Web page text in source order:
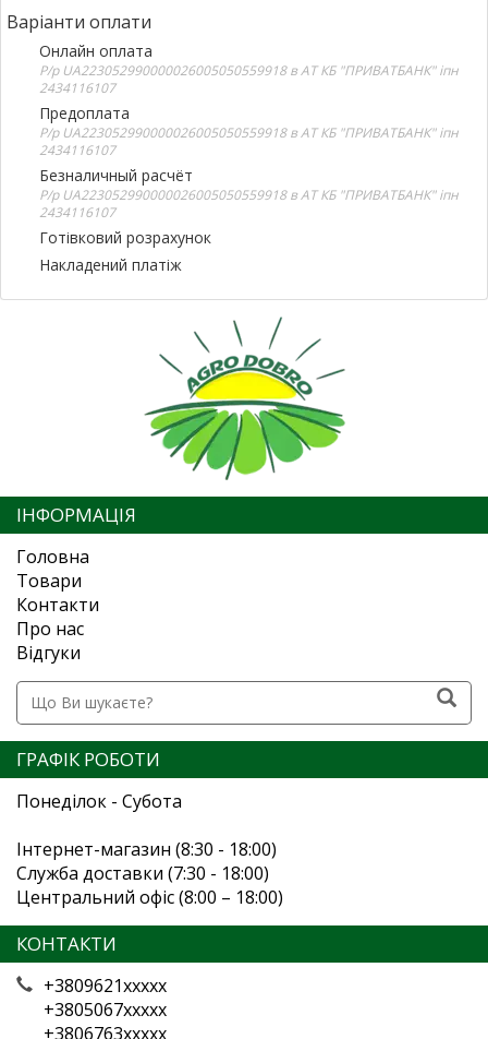
Варіанти оплати
Онлайн оплата
Р/р UA223052990000026005050559918 в АТ КБ "ПРИВАТБАНК" іпн
2434116107
Предоплата
Р/р UA223052990000026005050559918 в АТ КБ "ПРИВАТБАНК" іпн
2434116107
Безналичный расчёт
Р/р UA223052990000026005050559918 в АТ КБ "ПРИВАТБАНК" іпн
2434116107
Готівковий розрахунок
Накладений платіж
ІНФОРМАЦІЯ
Головна
Товари
Контакти
Про нас
Відгуки
ГРАФІК РОБОТИ
Понеділок - Субота
Інтернет-магазин (8:30 - 18:00)
Служба доставки (7:30 - 18:00)
Центральний офіс (8:00 – 18:00)
КОНТАКТИ
+3809621xxxxx
+3805067xxxxx
+3806763xxxxx